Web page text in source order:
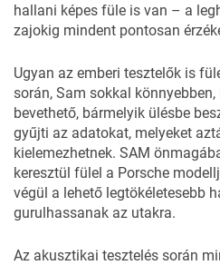
hallani képes füle is van – a
zajokig mindent pontosan
Ugyan az emberi tesztelők is
során, Sam sokkal
bevethető, bármelyik ülésbe
gyűjti az adatokat, melyeket
kielemezhetnek. SAM
keresztül fülel a Porsche
végül a lehető legtökéletesebb
gurulhassanak az utakra.
Az akusztikai tesztelés során